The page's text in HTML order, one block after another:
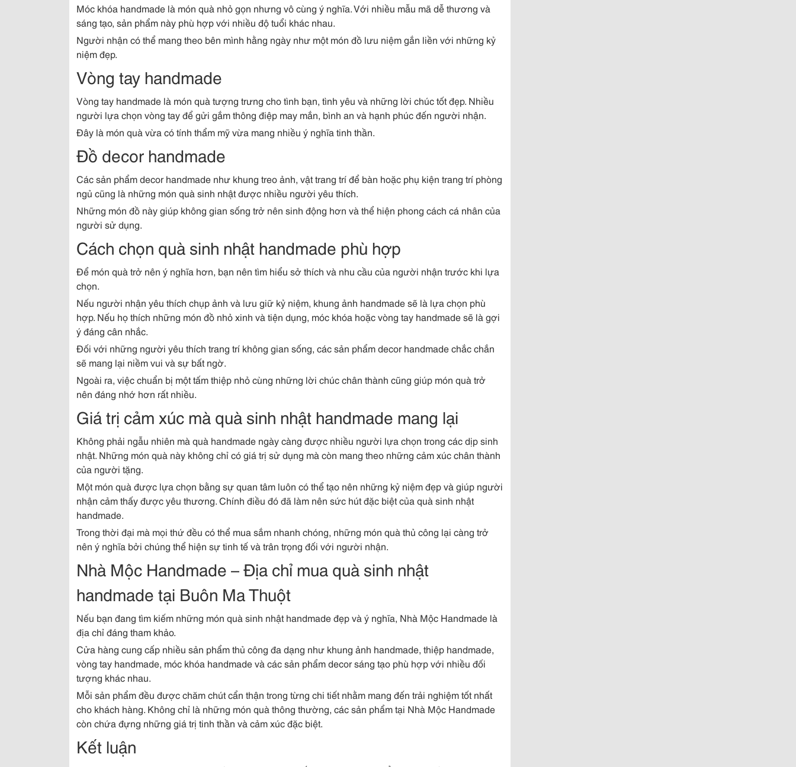
Móc khóa handmade là món quà nhỏ gọn nhưng vô cùng ý nghĩa. Với nhiều mẫu mã dễ thương và
sáng tạo, sản phẩm này phù hợp với nhiều độ tuổi khác nhau.
Người nhận có thể mang theo bên mình hằng ngày như một món đồ lưu niệm gắn liền với những kỷ
niệm đẹp.
Vòng tay handmade
Vòng tay handmade là món quà tượng trưng cho tình bạn, tình yêu và những lời chúc tốt đẹp. Nhiều
người lựa chọn vòng tay để gửi gắm thông điệp may mắn, bình an và hạnh phúc đến người nhận.
Đây là món quà vừa có tính thẩm mỹ vừa mang nhiều ý nghĩa tinh thần.
Đồ decor handmade
Các sản phẩm decor handmade như khung treo ảnh, vật trang trí để bàn hoặc phụ kiện trang trí phòng
ngủ cũng là những món quà sinh nhật được nhiều người yêu thích.
Những món đồ này giúp không gian sống trở nên sinh động hơn và thể hiện phong cách cá nhân của
người sử dụng.
Cách chọn quà sinh nhật handmade phù hợp
Để món quà trở nên ý nghĩa hơn, bạn nên tìm hiểu sở thích và nhu cầu của người nhận trước khi lựa
chọn.
Nếu người nhận yêu thích chụp ảnh và lưu giữ kỷ niệm, khung ảnh handmade sẽ là lựa chọn phù
hợp. Nếu họ thích những món đồ nhỏ xinh và tiện dụng, móc khóa hoặc vòng tay handmade sẽ là gợi
ý đáng cân nhắc.
Đối với những người yêu thích trang trí không gian sống, các sản phẩm decor handmade chắc chắn
sẽ mang lại niềm vui và sự bất ngờ.
Ngoài ra, việc chuẩn bị một tấm thiệp nhỏ cùng những lời chúc chân thành cũng giúp món quà trở
nên đáng nhớ hơn rất nhiều.
Giá trị cảm xúc mà quà sinh nhật handmade mang lại
Không phải ngẫu nhiên mà quà handmade ngày càng được nhiều người lựa chọn trong các dịp sinh
nhật. Những món quà này không chỉ có giá trị sử dụng mà còn mang theo những cảm xúc chân thành
của người tặng.
Một món quà được lựa chọn bằng sự quan tâm luôn có thể tạo nên những kỷ niệm đẹp và giúp người
nhận cảm thấy được yêu thương. Chính điều đó đã làm nên sức hút đặc biệt của quà sinh nhật
handmade.
Trong thời đại mà mọi thứ đều có thể mua sắm nhanh chóng, những món quà thủ công lại càng trở
nên ý nghĩa bởi chúng thể hiện sự tinh tế và trân trọng đối với người nhận.
Nhà Mộc Handmade – Địa chỉ mua quà sinh nhật
handmade tại Buôn Ma Thuột
Nếu bạn đang tìm kiếm những món quà sinh nhật handmade đẹp và ý nghĩa, Nhà Mộc Handmade là
địa chỉ đáng tham khảo.
Cửa hàng cung cấp nhiều sản phẩm thủ công đa dạng như khung ảnh handmade, thiệp handmade,
vòng tay handmade, móc khóa handmade và các sản phẩm decor sáng tạo phù hợp với nhiều đối
tượng khác nhau.
Mỗi sản phẩm đều được chăm chút cẩn thận trong từng chi tiết nhằm mang đến trải nghiệm tốt nhất
cho khách hàng. Không chỉ là những món quà thông thường, các sản phẩm tại Nhà Mộc Handmade
còn chứa đựng những giá trị tinh thần và cảm xúc đặc biệt.
Kết luận